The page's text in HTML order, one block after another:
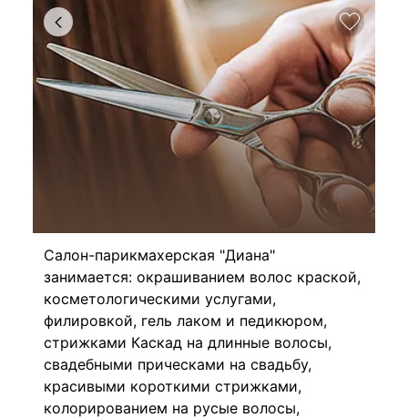
Салон-парикмахерская "Диана"
занимается: окрашиванием волос краской,
косметологическими услугами,
филировкой, гель лаком и педикюром,
стрижками Каскад на длинные волосы,
свадебными прическами на свадьбу,
красивыми короткими стрижками,
колорированием на русые волосы,